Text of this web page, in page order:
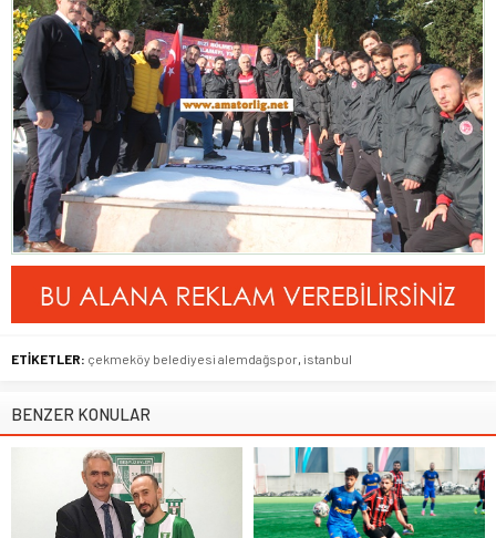
ETİKETLER: çekmeköy belediyesi alemdağspor, istanbul
BENZER KONULAR